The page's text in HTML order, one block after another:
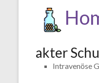
akter
Intravenöse